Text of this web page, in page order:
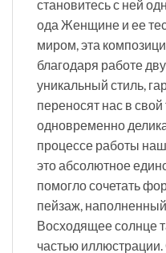
становитесь с ней
ода Женщине и ее
миром, эта
благодаря работе
уникальный стиль,
переносят нас в
одновременно
процессе работы
это абсолютное
помогло сочетать
пейзаж,
Восходящее солнце
частью